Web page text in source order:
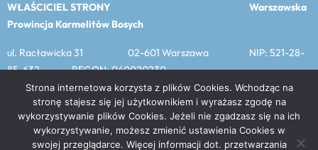
WŁAŚCICIEL STRONY Warszawska
Prowincja Karmelitów Bosych
ul. Racławicka 31 02-601 Warszawa NIP: 521-28-
85-632 REGON: 040020230
MENU
Strona internetowa korzysta z plików Cookies. Wchodząc na
stronę stajesz się jej użytkownikiem i wyrażasz zgodę na
wykorzystywanie plików Cookies. Jeżeli nie zgadzasz się na ich
wykorzystywanie, możesz zmienić ustawienia Cookies w
swojej przeglądarce. Więcej informacji dot. przetwarzania